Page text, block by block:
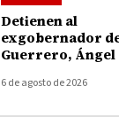
Detienen al
exgobernador
Guerrero,
encubrimiento en
6 de agosto de 2026